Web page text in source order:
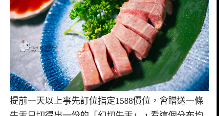
提前一天以上事先訂位指定1588價位，會贈送一條